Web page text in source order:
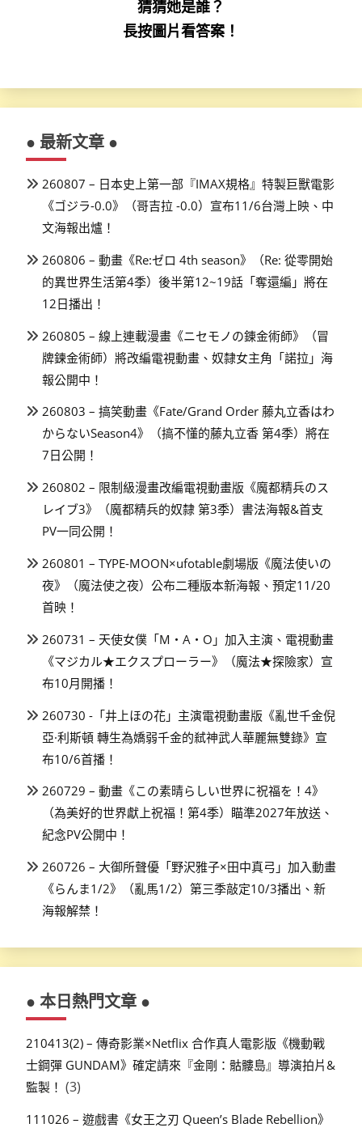
猜猜她是誰？
長按圖片看答案！
● 最新文章 ●
260807 – 日本史上第一部『IMAX規格』特製巨獸電影
《ゴジラ-0.0》（哥吉拉 -0.0）宣布11/6台灣上映、中
文海報出爐！
260806 – 動畫《Re:ゼロ 4th season》（Re: 從零開始
的異世界生活第4季）後半第12~19話「奪還編」將在
12日播出！
260805 – 線上連載漫畫《ニセモノの錬金術師》（冒
牌鍊金術師）將改編電視動畫、奴隸女主角「諾拉」海
報公開中！
260803 – 搞笑動畫《Fate/Grand Order 藤丸立香はわ
からないSeason4》（搞不懂的藤丸立香 第4季）將在
7日公開！
260802 – 限制級漫畫改編電視動畫版《魔都精兵のス
レイブ3》（魔都精兵的奴隸 第3季）書法海報&首支
PV一同公開！
260801 – TYPE-MOON×ufotable劇場版《魔法使いの
夜》（魔法使之夜）公布二種版本新海報、預定11/20
首映！
260731 – 天使女僕「M・A・O」加入主演、電視動畫
《マジカル★エクスプローラー》（魔法★探險家）宣
布10月開播！
260730 -「井上ほの花」主演電視動畫版《亂世千金倪
亞·利斯頓 轉生為嬌弱千金的弒神武人華麗無雙錄》宣
布10/6首播！
260729 – 動畫《この素晴らしい世界に祝福を！4》
（為美好的世界獻上祝福！第4季）瞄準2027年放送、
紀念PV公開中！
260726 – 大御所聲優「野沢雅子×田中真弓」加入動畫
《らんま1/2》（亂馬1/2）第三季敲定10/3播出、新
海報解禁！
● 本日熱門文章 ●
210413(2) – 傳奇影業×Netflix 合作真人電影版《機動戰
士鋼彈 GUNDAM》確定請來『金剛：骷髏島』導演拍片&
監製！ (3)
111026 – 遊戲書《女王之刃 Queen’s Blade Rebellion》